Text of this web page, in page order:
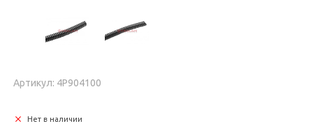
Артикул: 4Р904100
Нет в наличии